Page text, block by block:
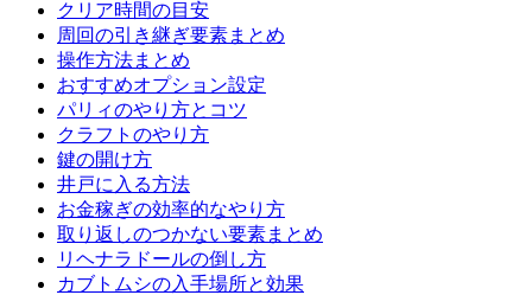
クリア時間の目安
周回の引き継ぎ要素まとめ
操作方法まとめ
おすすめオプション設定
パリィのやり方とコツ
クラフトのやり方
鍵の開け方
井戸に入る方法
お金稼ぎの効率的なやり方
取り返しのつかない要素まとめ
リヘナラドールの倒し方
カブトムシの入手場所と効果